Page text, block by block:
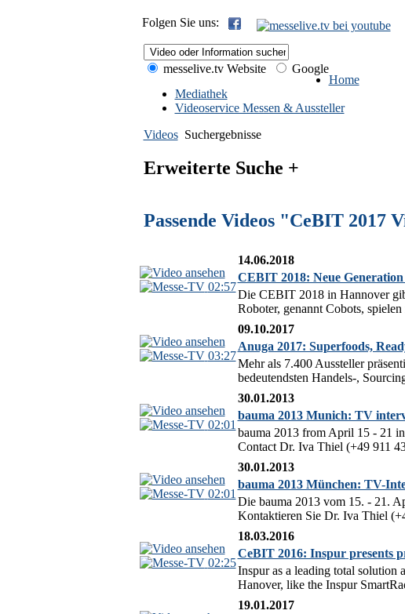
Folgen Sie uns:
messelive.tv Website
Google
Home
Mediathek
Videoservice Messen & Aussteller
Videos Suchergebnisse
Erweiterte Suche +
Passende Videos "CeBIT 2017
02:57
14.06.2018
CEBIT 2018: Neue
Die CEBIT 2018 in Hannover
Roboter, genannt Cobots,
03:27
09.10.2017
Anuga 2017: Superfoods,
Mehr als 7.400 Aussteller
bedeutendsten Handels-,
02:01
30.01.2013
bauma 2013 Munich: TV
bauma 2013 from April 15 - 21
Contact Dr. Iva Thiel (+49 911
02:01
30.01.2013
bauma 2013 München: TV-
Die bauma 2013 vom 15. - 21.
Kontaktieren Sie Dr. Iva Thiel
02:25
18.03.2016
CeBIT 2016: Inspur presents
Inspur as a leading total solution
Hanover, like the Inspur
19.01.2017